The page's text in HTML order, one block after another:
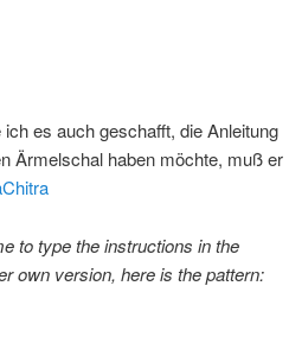
es auch geschafft, die Anleitung
Ärmelschal haben möchte, muß er
to type the instructions in the
own version, here is the pattern: